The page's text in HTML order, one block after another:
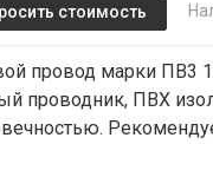
стоимость
провод марки ПВ3
проводник, ПВХ